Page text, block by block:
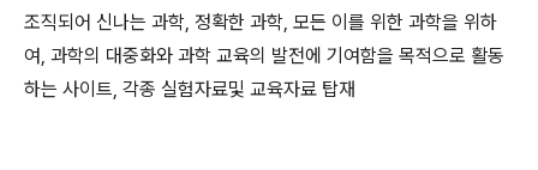
조직되어 신나는 과학, 정확한 과학, 모든 이를 위한 과학을 위하
여, 과학의 대중화와 과학 교육의 발전에 기여함을 목적으로 활동
하는 사이트, 각종 실험자료및 교육자료 탑재